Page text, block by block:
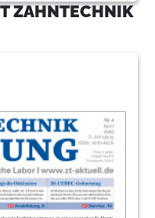
ZAHNTECHNIK